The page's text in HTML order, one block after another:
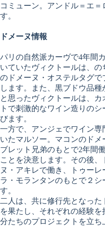
コミューン。アンドル＝エ
す。
ドメーヌ情報
パリの自然派カーヴで4年間
いていたヴィクトールは、
のドメーヌ・オステルタグ
します。また、黒ブドウ品
と思ったヴィクトールは、
トで刺激的なワイン造りの
びます。
一方で、アンジェでワイン
いたマルソー。マコンのド
ブレット兄弟のもとで2年間
ことを決意します。その後
ヌ・アキレで働き、トゥー
ラ・モランタンのもとで２
す。
二人は、共に修行先となっ
を果たし、それぞれの経験
分たちのプロジェクトを立ち